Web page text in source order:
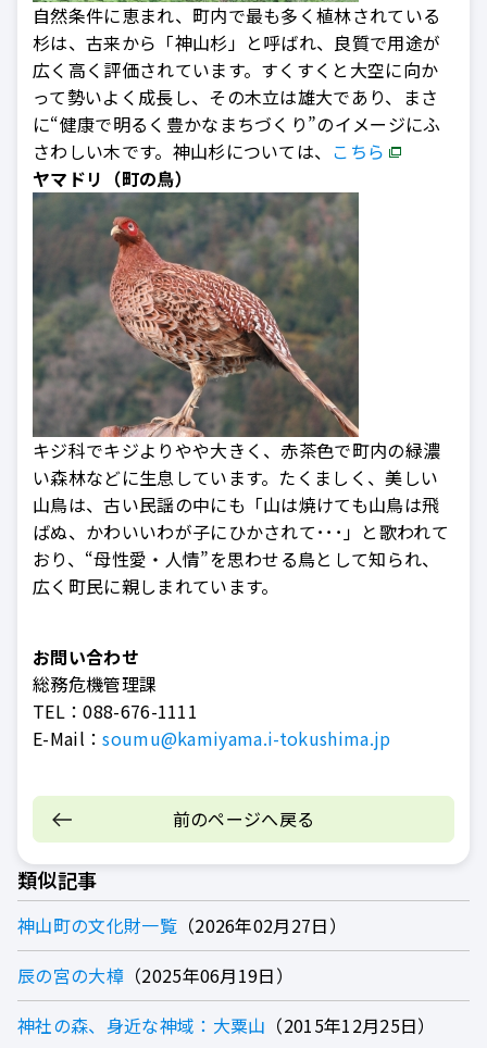
自然条件に恵まれ、町内で最も多く植林されている
杉は、古来から「神山杉」と呼ばれ、良質で用途が
広く高く評価されています。すくすくと大空に向か
って勢いよく成長し、その木立は雄大であり、まさ
に“健康で明るく豊かなまちづくり”のイメージにふ
さわしい木です。神山杉については、 こちら
ヤマドリ（町の鳥）
キジ科でキジよりやや大きく、赤茶色で町内の緑濃
い森林などに生息しています。たくましく、美しい
山鳥は、古い民謡の中にも「山は焼けても山鳥は飛
ばぬ、かわいいわが子にひかされて･･･」と歌われて
おり、“母性愛・人情”を思わせる鳥として知られ、
広く町民に親しまれています。
お問い合わせ
総務危機管理課
TEL：088-676-1111
E-Mail：soumu@kamiyama.i-tokushima.jp
前のページへ戻る
類似記事
神山町の文化財一覧
2026年02月27日
辰の宮の大樟
2025年06月19日
神社の森、身近な神域：大粟山
2015年12月25日